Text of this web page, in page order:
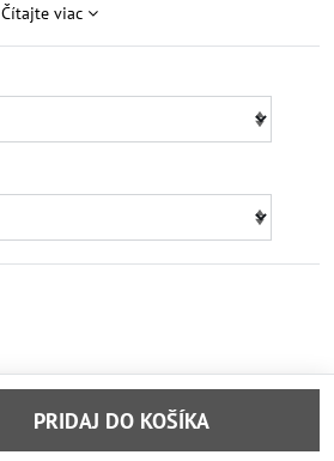
Čítajte viac
PRIDAJ DO KOŠÍKA